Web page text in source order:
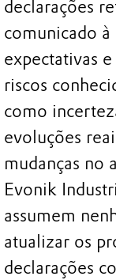
declarações
comunicado
expectativas
riscos
como
evoluções
mudanças no
Evonik
assumem
atualizar os
declarações